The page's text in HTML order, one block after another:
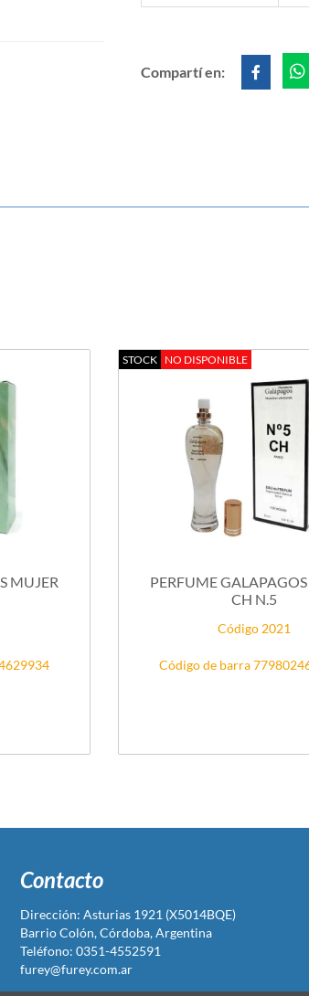
Compartí en:
MUJER
STOCK NO DISPONIBLE
PERFUME
CH N.5
Código 2021
Código de barra
Contacto
Dirección: Asturias 1921 (X5014BQE)
Barrio Colón, Córdoba, Argentina
Teléfono: 0351-4552591
furey@furey.com.ar